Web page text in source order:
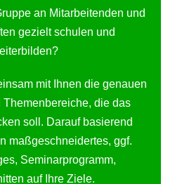
an Mitarbeitenden und
gezielt schulen und
mit Ihnen die genauen
Themenbereiche, die das
soll. Darauf basierend
maßgeschneidertes, ggf.
Seminarprogramm,
auf Ihre Ziele.